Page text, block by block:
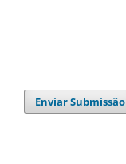
Enviar Submissão